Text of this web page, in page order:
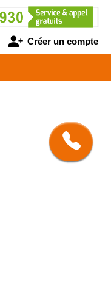
Créer un compte